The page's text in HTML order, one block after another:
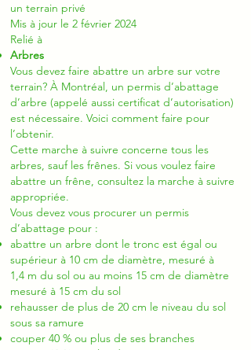
un terrain privé
Mis à jour le 2 février 2024
Relié à
Arbres
Vous devez faire abattre un arbre sur votre
terrain? À Montréal, un permis d’abattage
d’arbre (appelé aussi certificat d’autorisation)
est nécessaire. Voici comment faire pour
l’obtenir.
Cette marche à suivre concerne tous les
arbres, sauf les frênes. Si vous voulez faire
abattre un frêne, consultez la marche à suivre
appropriée.
Vous devez vous procurer un permis
d’abattage pour :
abattre un arbre dont le tronc est égal ou
supérieur à 10 cm de diamètre, mesuré à
1,4 m du sol ou au moins 15 cm de diamètre
mesuré à 15 cm du sol
rehausser de plus de 20 cm le niveau du sol
sous sa ramure
couper 40 % ou plus de ses branches